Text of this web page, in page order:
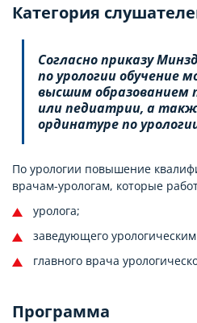
Категория
Согласно приказу
по урологии обучение
высшим образованием
или педиатрии, а
ординатуре по
По урологии повышение
врачам-урологам, которые
уролога;
заведующего
главного врача
Программа